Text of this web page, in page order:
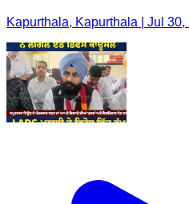
Kapurthala, Kapurthala | Jul 30,